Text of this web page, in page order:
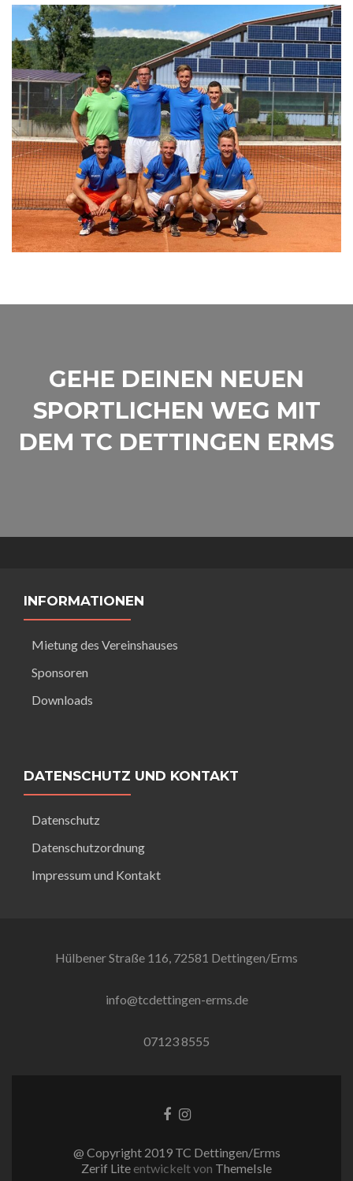
GEHE DEINEN NEUEN
SPORTLICHEN WEG MIT
DEM TC DETTINGEN ERMS
INFORMATIONEN
Mietung des Vereinshauses
Sponsoren
Downloads
DATENSCHUTZ UND KONTAKT
Datenschutz
Datenschutzordnung
Impressum und Kontakt
Hülbener Straße 116, 72581 Dettingen/Erms
info@tcdettingen-erms.de
07123 8555
Facebook-
Instagram
@ Copyright 2019 TC Dettingen/Erms
Zerif Lite entwickelt von ThemeIsle